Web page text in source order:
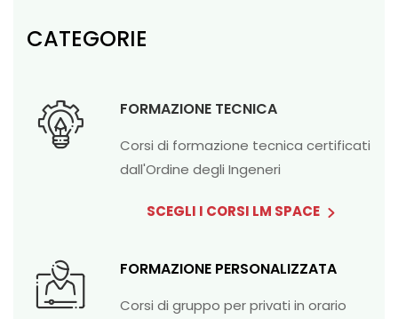
CATEGORIE
FORMAZIONE TECNICA
Corsi di formazione tecnica certificati
dall'Ordine degli Ingeneri
SCEGLI I CORSI LM SPACE
FORMAZIONE PERSONALIZZATA
Corsi di gruppo per privati in orario